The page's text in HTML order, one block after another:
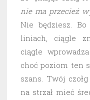
nie ma przecież
Nie będziesz.
liniach, ciągle
ciągle
choć poziom ten
szans. Twój
na strzał mieć